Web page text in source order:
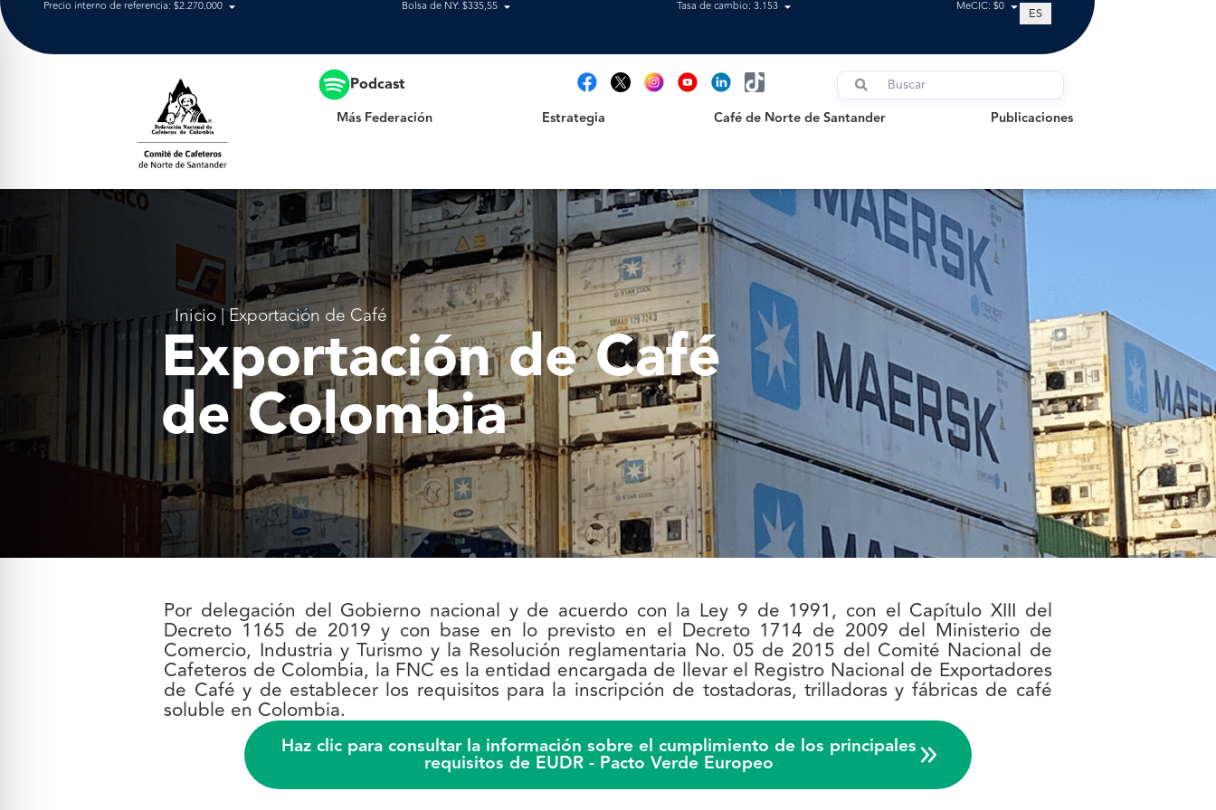
Precio interno de referencia: $2.270.000 Bolsa de NY: $335,55 Tasa de cambio: 3.153 MeCIC: $0 ES
Podcast
Más Federación Estrategia Café de Norte de Santander Publicaciones
Publicaciones
Inicio|Exportación de Café
Exportación de Café
de Colombia
Por delegación del Gobierno nacional y de acuerdo con la Ley 9 de 1991, con el Capítulo XIII del
Decreto 1165 de 2019 y con base en lo previsto en el Decreto 1714 de 2009 del Ministerio de
Comercio, Industria y Turismo y la Resolución reglamentaria No. 05 de 2015 del Comité Nacional de
Cafeteros de Colombia, la FNC es la entidad encargada de llevar el Registro Nacional de Exportadores
de Café y de establecer los requisitos para la inscripción de tostadoras, trilladoras y fábricas de café
soluble en Colombia.
Haz clic para consultar la información sobre el cumplimiento de los principales
requisitos de EUDR - Pacto Verde Europeo